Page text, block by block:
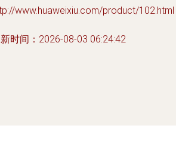
www.huaweixiu.com/product/102.html
时间：2026-08-03 06:24:42